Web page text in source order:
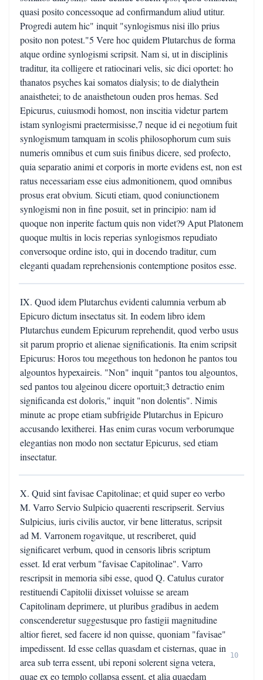
quasi posito concessoque ad confirmandum aliud utitur.
Progredi autem hic" inquit "synlogismus nisi illo prius
posito non potest."5 Vere hoc quidem Plutarchus de forma
atque ordine synlogismi scripsit. Nam si, ut in disciplinis
traditur, ita colligere et ratiocinari velis, sic dici oportet: ho
thanatos psyches kai somatos dialysis; to de dialythein
anaisthetei; to de anaisthetoun ouden pros hemas. Sed
Epicurus, cuiusmodi homost, non inscitia videtur partem
istam synlogismi praetermisisse,7 neque id ei negotium fuit
synlogismum tamquam in scolis philosophorum cum suis
numeris omnibus et cum suis finibus dicere, sed profecto,
quia separatio animi et corporis in morte evidens est, non est
ratus necessariam esse eius admonitionem, quod omnibus
prosus erat obvium. Sicuti etiam, quod coniunctionem
synlogismi non in fine posuit, set in principio: nam id
quoque non inperite factum quis non videt?9 Aput Platonem
quoque multis in locis reperias synlogismos repudiato
conversoque ordine isto, qui in docendo traditur, cum
eleganti quadam reprehensionis contemptione positos esse.
IX. Quod idem Plutarchus evidenti calumnia verbum ab
Epicuro dictum insectatus sit. In eodem libro idem
Plutarchus eundem Epicurum reprehendit, quod verbo usus
sit parum proprio et alienae significationis. Ita enim scripsit
Epicurus: Horos tou megethous ton hedonon he pantos tou
algountos hypexaireis. "Non" inquit "pantos tou algountos,
sed pantos tou algeinou dicere oportuit;3 detractio enim
significanda est doloris," inquit "non dolentis". Nimis
minute ac prope etiam subfrigide Plutarchus in Epicuro
accusando lexitherei. Has enim curas vocum verborumque
elegantias non modo non sectatur Epicurus, sed etiam
insectatur.
X. Quid sint favisae Capitolinae; et quid super eo verbo
M. Varro Servio Sulpicio quaerenti rescripserit. Servius
Sulpicius, iuris civilis auctor, vir bene litteratus, scripsit
ad M. Varronem rogavitque, ut rescriberet, quid
significaret verbum, quod in censoris libris scriptum
esset. Id erat verbum "favisae Capitolinae". Varro
rescripsit in memoria sibi esse, quod Q. Catulus curator
restituendi Capitolii dixisset voluisse se aream
Capitolinam deprimere, ut pluribus gradibus in aedem
conscenderetur suggestusque pro fastigii magnitudine
altior fieret, sed facere id non quisse, quoniam "favisae"
impedissent. Id esse cellas quasdam et cisternas, quae in
area sub terra essent, ubi reponi solerent signa vetera,
quae ex eo templo collapsa essent, et alia quaedam
10